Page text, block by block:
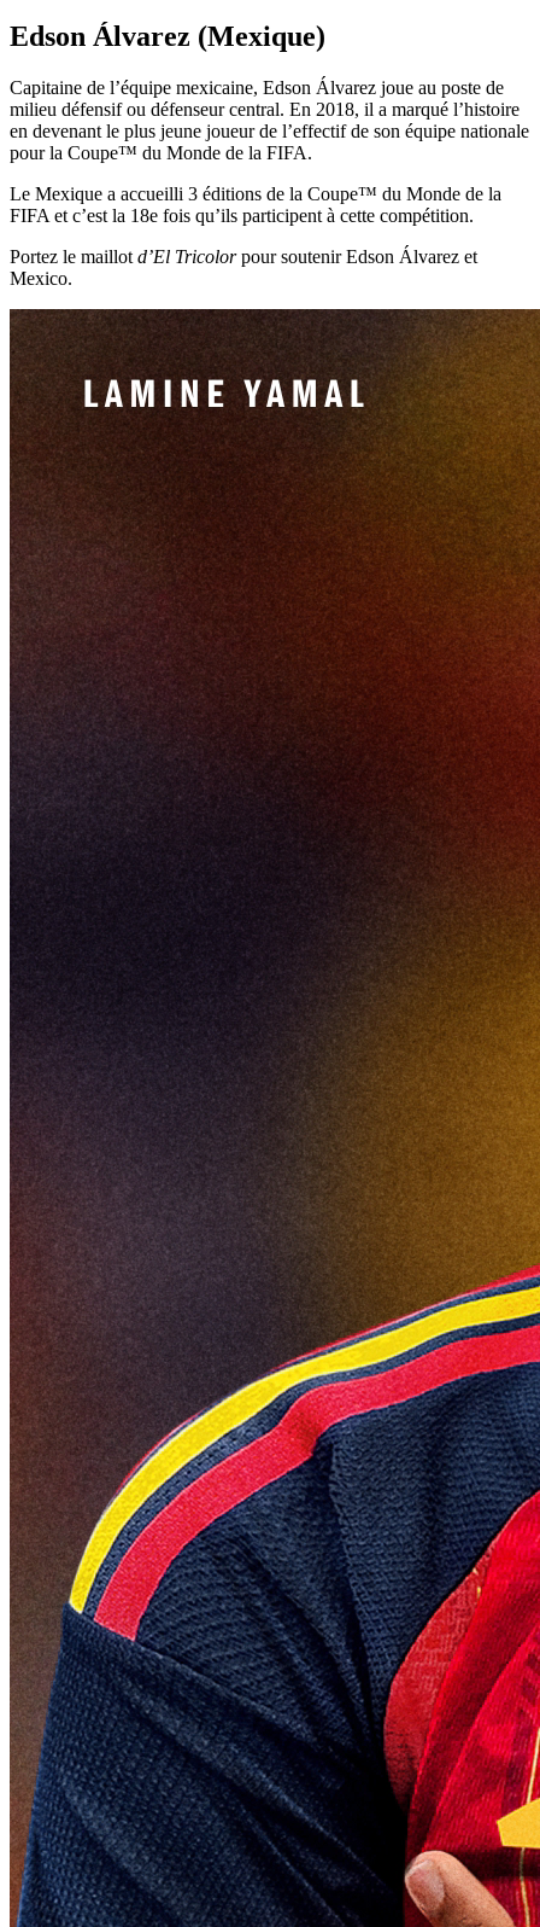
Edson Álvarez (Mexique)
Capitaine de l’équipe mexicaine, Edson Álvarez joue au poste de
milieu défensif ou défenseur central. En 2018, il a marqué l’histoire
en devenant le plus jeune joueur de l’effectif de son équipe nationale
pour la Coupe™ du Monde de la FIFA.
Le Mexique a accueilli 3 éditions de la Coupe™ du Monde de la
FIFA et c’est la 18e fois qu’ils participent à cette compétition.
Portez le maillot d’El Tricolorpour soutenir Edson Álvarez et
Mexico.